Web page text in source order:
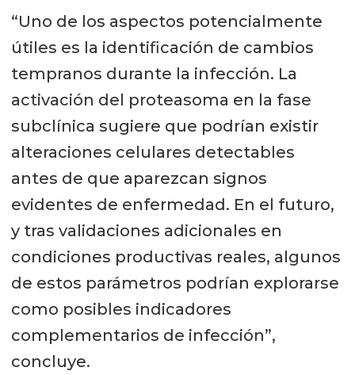
“Uno de los aspectos potencialmente
útiles es la identificación de cambios
tempranos durante la infección. La
activación del proteasoma en la fase
subclínica sugiere que podrían existir
alteraciones celulares detectables
antes de que aparezcan signos
evidentes de enfermedad. En el futuro,
y tras validaciones adicionales en
condiciones productivas reales, algunos
de estos parámetros podrían explorarse
como posibles indicadores
complementarios de infección”,
concluye.